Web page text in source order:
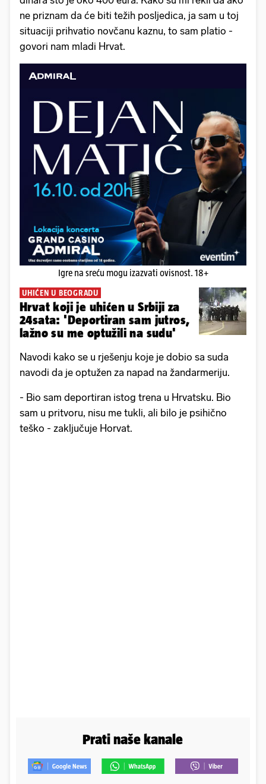
ne priznam da će biti težih posljedica, ja sam u toj
situaciji prihvatio novčanu kaznu, to sam platio -
govori nam mladi Hrvat.
Igre na sreću mogu izazvati ovisnost. 18+
UHIĆEN U BEOGRADU
Hrvat koji je uhićen u Srbiji za
24sata: 'Deportiran sam jutros,
lažno su me optužili na sudu'
Navodi kako se u rješenju koje je dobio sa suda
navodi da je optužen za napad na žandarmeriju.
- Bio sam deportiran istog trena u Hrvatsku. Bio
sam u pritvoru, nisu me tukli, ali bilo je psihično
teško - zaključuje Horvat.
Prati naše kanale